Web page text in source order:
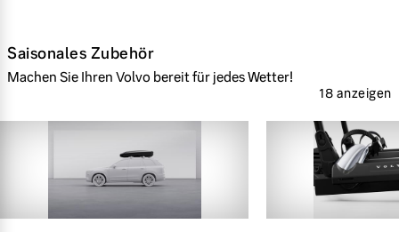
Saisonales Zubehör
Machen Sie Ihren Volvo bereit für jedes Wetter!
18 anzeigen